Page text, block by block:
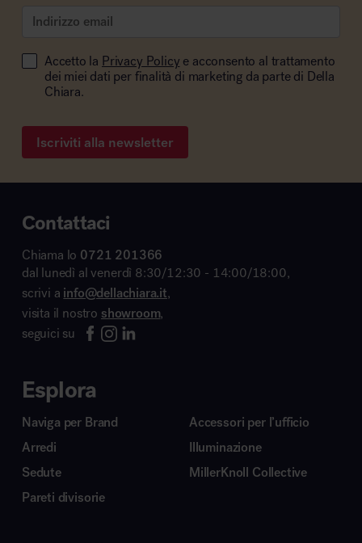
Accetto la Privacy Policy e acconsento al trattamento
dei miei dati per finalità di marketing da parte di Della
Chiara.
Iscriviti alla newsletter
Contattaci
Chiama lo 0721 201366
dal lunedì al venerdì 8:30/12:30 - 14:00/18:00,
scrivi a info@dellachiara.it,
visita il nostro showroom,
seguici su
Esplora
Naviga per Brand
Arredi
Sedute
Pareti divisorie
Accessori per l’ufficio
Illuminazione
MillerKnoll Collective